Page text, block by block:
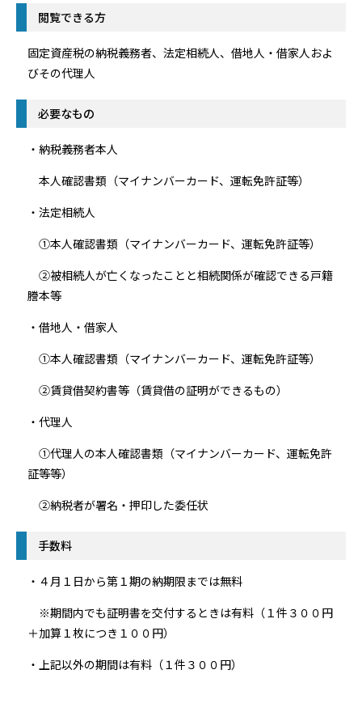
閲覧できる方
固定資産税の納税義務者、法定相続人、借地人・借家人およ
びその代理人
必要なもの
・納税義務者本人
本人確認書類（マイナンバーカード、運転免許証等）
・法定相続人
①本人確認書類（マイナンバーカード、運転免許証等）
②被相続人が亡くなったことと相続関係が確認できる戸籍
謄本等
・借地人・借家人
①本人確認書類（マイナンバーカード、運転免許証等）
②賃貸借契約書等（賃貸借の証明ができるもの）
・代理人
①代理人の本人確認書類（マイナンバーカード、運転免許
証等等）
②納税者が署名・押印した委任状
手数料
・４月１日から第１期の納期限までは無料
※期間内でも証明書を交付するときは有料（１件３００円
＋加算１枚につき１００円）
・上記以外の期間は有料（１件３００円）